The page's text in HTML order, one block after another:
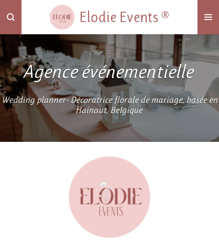
au
contenu
principal
Elodie Events ®
Agence événementielle
Wedding planner- Décoratrice florale de mariage, basée en
Hainaut, Belgique